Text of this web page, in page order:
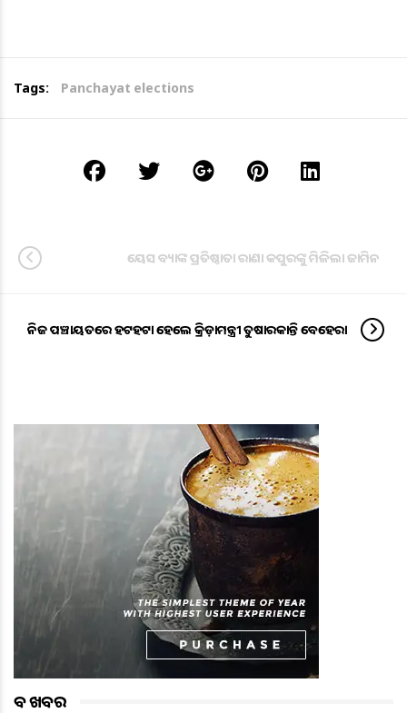
Tags: Panchayat elections
ୟେସ ବ୍ୟାଙ୍କ ପ୍ରତିଷ୍ଠାତା ରାଣା କପୁରଙ୍କୁ ମିଳିଲା ଜାମିନ
ନିଜ ପଞ୍ଚାୟତରେ ହଟହଟା ହେଲେ କ୍ରିଡ଼ାମନ୍ତ୍ରୀ ତୁଷାରକାନ୍ତି ବେହେରା
ବଡ ଖବର